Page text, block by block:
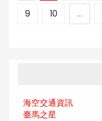
9
10 ...
海空交通資訊
臺馬之星